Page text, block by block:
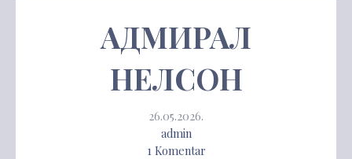
АДМИРАЛ
НЕЛСОН
26.05.2026.
admin
1 Komentar